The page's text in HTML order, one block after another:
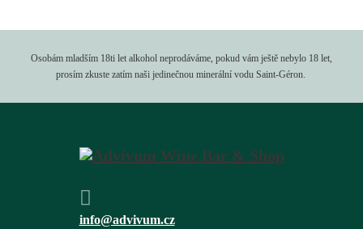
Osobám mladším 18ti let alkohol neprodáváme, pokud vám ještě nebylo 18 let,
prosím zkuste zatím naši jedinečnou minerální vodu Saint-Géron.
info@advivum.cz